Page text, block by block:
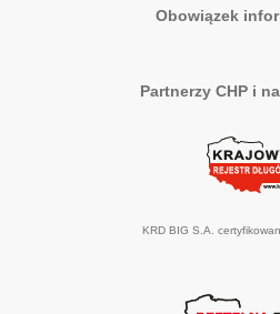
Obowiązek
Partnerzy CHP i
KRD BIG S.A.